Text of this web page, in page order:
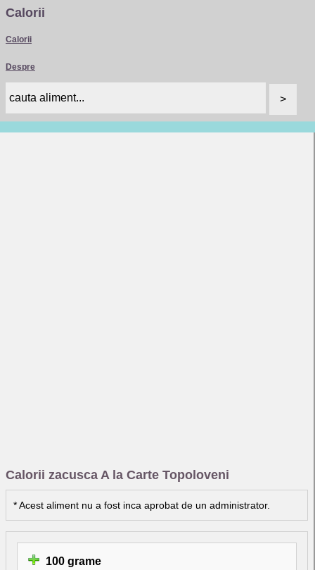
Calorii
Calorii
Despre
Calorii zacusca A la Carte Topoloveni
* Acest aliment nu a fost inca aprobat de un administrator.
100 grame